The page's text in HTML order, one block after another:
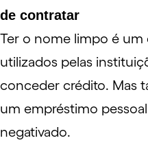
de contratar
Ter o nome limpo é
utilizados pelas
conceder crédito. Mas
um empréstimo
negativado.